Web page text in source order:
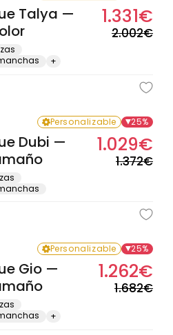
Talya —
+
2.002€de
1.331€
Personalizable 25%
Dubi —
1.372€de
1.029€
Personalizable 25%
Gio —
+
1.682€de
1.262€